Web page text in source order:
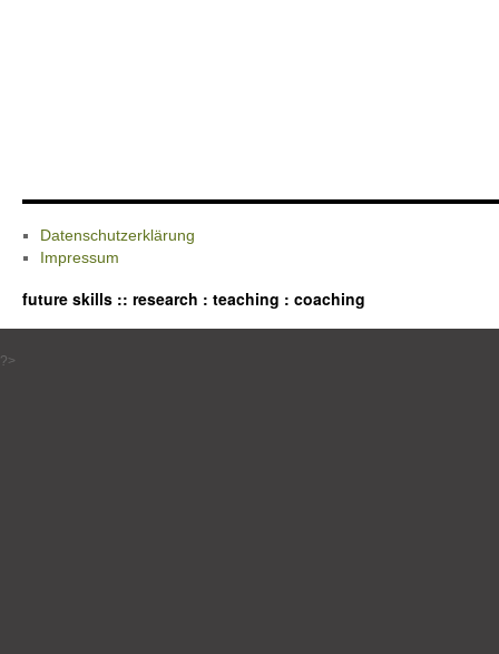
Datenschutzerklärung
Impressum
future skills :: research : teaching : coaching
?>